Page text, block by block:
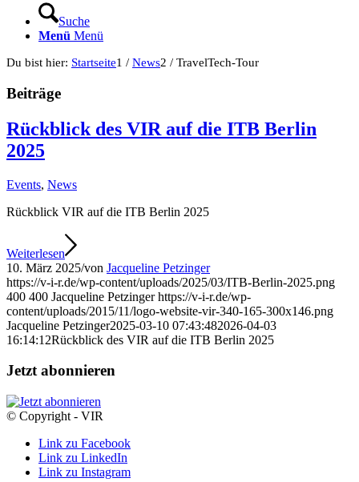
Suche
Menü Menü
Du bist hier: Startseite1 / News2 / TravelTech-Tour
Beiträge
Rückblick des VIR auf die ITB Berlin
2025
Events, News
Rückblick VIR auf die ITB Berlin 2025
Weiterlesen
10. März 2025/von Jacqueline Petzinger
https://v-i-r.de/wp-content/uploads/2025/03/ITB-Berlin-2025.png
400 400 Jacqueline Petzinger https://v-i-r.de/wp-
content/uploads/2015/11/logo-website-vir-340-165-300x146.png
Jacqueline Petzinger2025-03-10 07:43:482026-04-03
16:14:12Rückblick des VIR auf die ITB Berlin 2025
Jetzt abonnieren
© Copyright - VIR
Link zu Facebook
Link zu LinkedIn
Link zu Instagram